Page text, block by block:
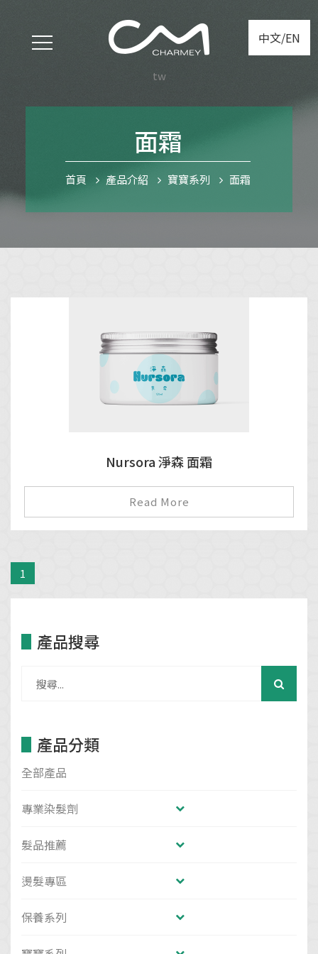
tw
中文/EN
面霜
首頁 產品介紹 寶寶系列 面霜
Nursora 淨森 面霜
Read More
1
產品搜尋
產品分類
全部產品
專業染髮劑
髮品推薦
燙髮專區
保養系列